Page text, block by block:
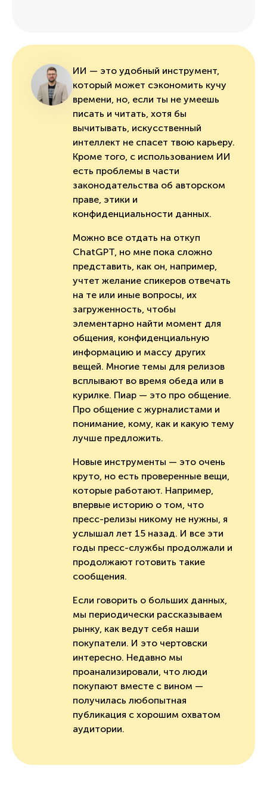
ИИ — это удобный инструмент,
который может сэкономить кучу
времени, но, если ты не умеешь
писать и читать, хотя бы
вычитывать, искусственный
интеллект не спасет твою карьеру.
Кроме того, с использованием ИИ
есть проблемы в части
законодательства об авторском
праве, этики и
конфиденциальности данных.
Можно все отдать на откуп
ChatGPT, но мне пока сложно
представить, как он, например,
учтет желание спикеров отвечать
на те или иные вопросы, их
загруженность, чтобы
элементарно найти момент для
общения, конфиденциальную
информацию и массу других
вещей. Многие темы для релизов
всплывают во время обеда или в
курилке. Пиар — это про общение.
Про общение с журналистами и
понимание, кому, как и какую тему
лучше предложить.
Новые инструменты — это очень
круто, но есть проверенные вещи,
которые работают. Например,
впервые историю о том, что
пресс-релизы никому не нужны, я
услышал лет 15 назад. И все эти
годы пресс-службы продолжали и
продолжают готовить такие
сообщения.
Если говорить о больших данных,
мы периодически рассказываем
рынку, как ведут себя наши
покупатели. И это чертовски
интересно. Недавно мы
проанализировали, что люди
покупают вместе с вином —
получилась любопытная
публикация с хорошим охватом
аудитории.